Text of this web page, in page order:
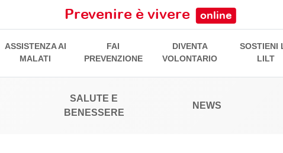
Prevenire è vivere online
ASSISTENZA AI
MALATI
FAI
PREVENZIONE
DIVENTA
VOLONTARIO
SOSTIENI
LILT
SALUTE E
BENESSERE
NEWS